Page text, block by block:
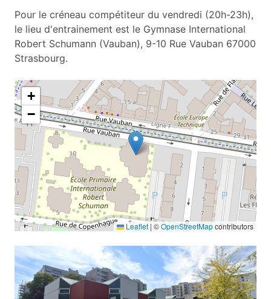
Pour le créneau compétiteur du vendredi (20h-23h),
le lieu d'entrainement est le Gymnase International
Robert Schumann (Vauban), 9-10 Rue Vauban 67000
Strasbourg.
+
−
Leaflet | ©OpenStreetMapcontributors